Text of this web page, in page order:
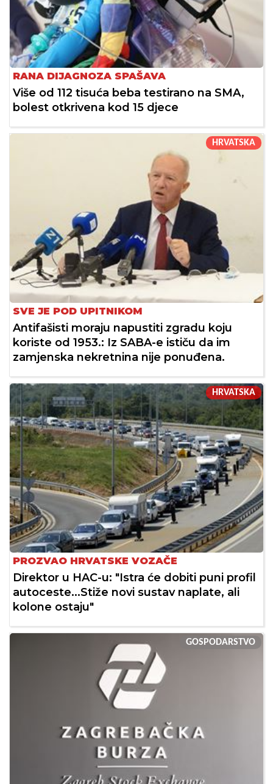
RANA DIJAGNOZA SPAŠAVA
Više od 112 tisuća beba testirano na SMA,
bolest otkrivena kod 15 djece
HRVATSKA
SVE JE POD UPITNIKOM
Antifašisti moraju napustiti zgradu koju
koriste od 1953.: Iz SABA-e ističu da im
zamjenska nekretnina nije ponuđena.
HRVATSKA
PROZVAO HRVATSKE VOZAČE
Direktor u HAC-u: "Istra će dobiti puni profil
autoceste...Stiže novi sustav naplate, ali
kolone ostaju"
GOSPODARSTVO